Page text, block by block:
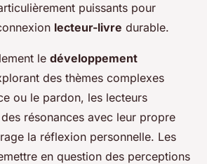
puissants pour
lecteur-livre durable.
le développement
des thèmes complexes
ou le pardon, les lecteurs
résonances avec leur propre
la réflexion personnelle. Les
en question des perceptions